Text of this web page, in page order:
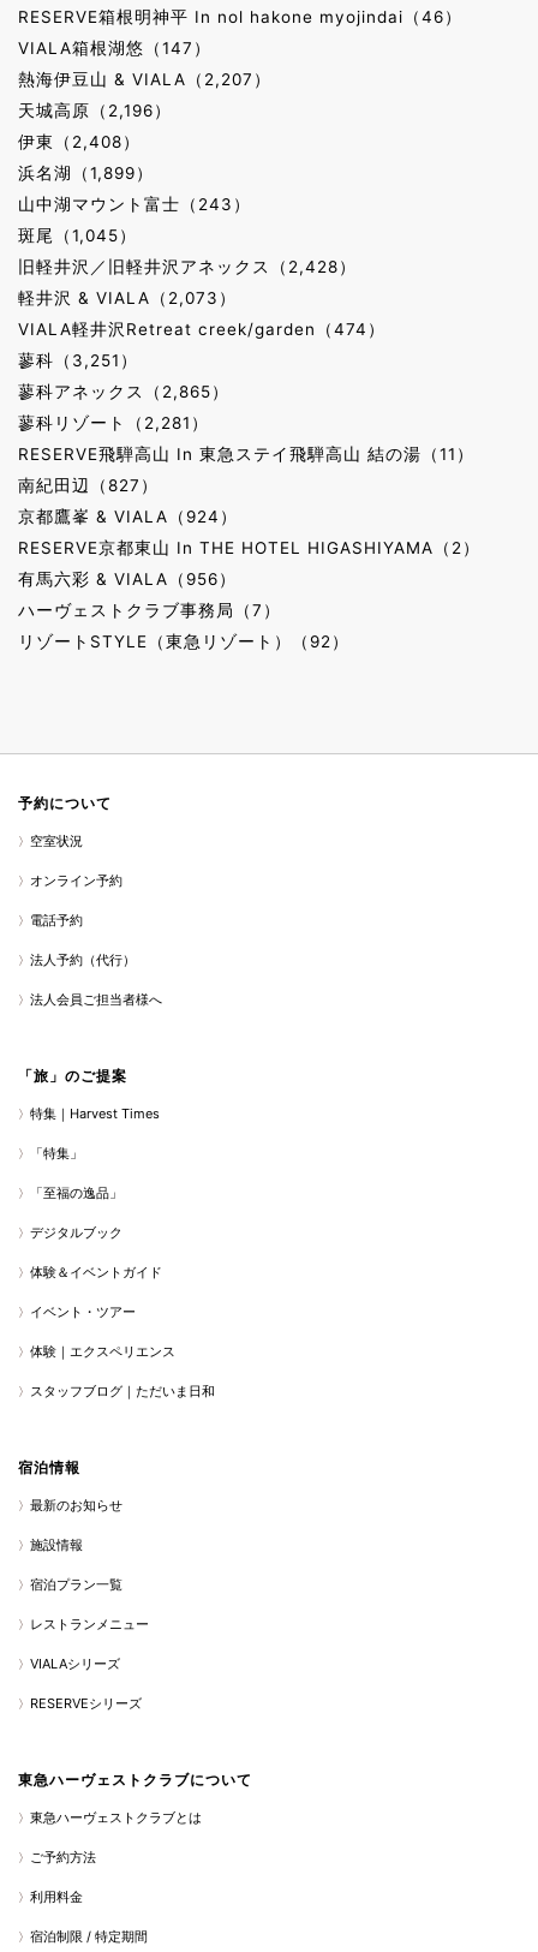
RESERVE箱根明神平 In nol hakone myojindai（46）
VIALA箱根湖悠（147）
熱海伊豆山 & VIALA（2,207）
天城高原（2,196）
伊東（2,408）
浜名湖（1,899）
山中湖マウント富士（243）
斑尾（1,045）
旧軽井沢／旧軽井沢アネックス（2,428）
軽井沢 & VIALA（2,073）
VIALA軽井沢Retreat creek/garden（474）
蓼科（3,251）
蓼科アネックス（2,865）
蓼科リゾート（2,281）
RESERVE飛騨高山 In 東急ステイ飛騨高山 結の湯（11）
南紀田辺（827）
京都鷹峯 & VIALA（924）
RESERVE京都東山 In THE HOTEL HIGASHIYAMA（2）
有馬六彩 & VIALA（956）
ハーヴェストクラブ事務局（7）
リゾートSTYLE（東急リゾート）（92）
予約について
空室状況
オンライン予約
電話予約
法人予約（代行）
法人会員ご担当者様へ
「旅」のご提案
特集｜Harvest Times
「特集」
「至福の逸品」
デジタルブック
体験＆イベントガイド
イベント・ツアー
体験｜エクスペリエンス
スタッフブログ｜ただいま日和
宿泊情報
最新のお知らせ
施設情報
宿泊プラン一覧
レストランメニュー
VIALAシリーズ
RESERVEシリーズ
東急ハーヴェストクラブについて
東急ハーヴェストクラブとは
ご予約方法
利用料金
宿泊制限 / 特定期間